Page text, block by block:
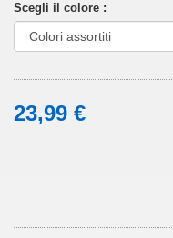
Scegli il colore :
23,99 €